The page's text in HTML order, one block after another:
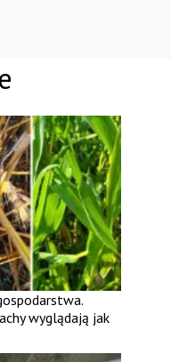
wyglądają jak